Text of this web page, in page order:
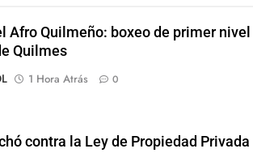
Afro Quilmeño: boxeo de primer nivel
Quilmes
1 Hora Atrás 0
contra la Ley de Propiedad Privada